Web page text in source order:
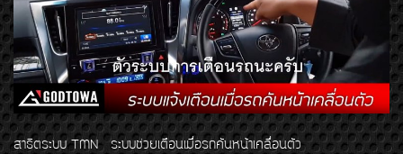
สาธิตระบบ TMN ระบบช่วยเตือนเมื่อรถคันหน้าเคลื่อนตัว